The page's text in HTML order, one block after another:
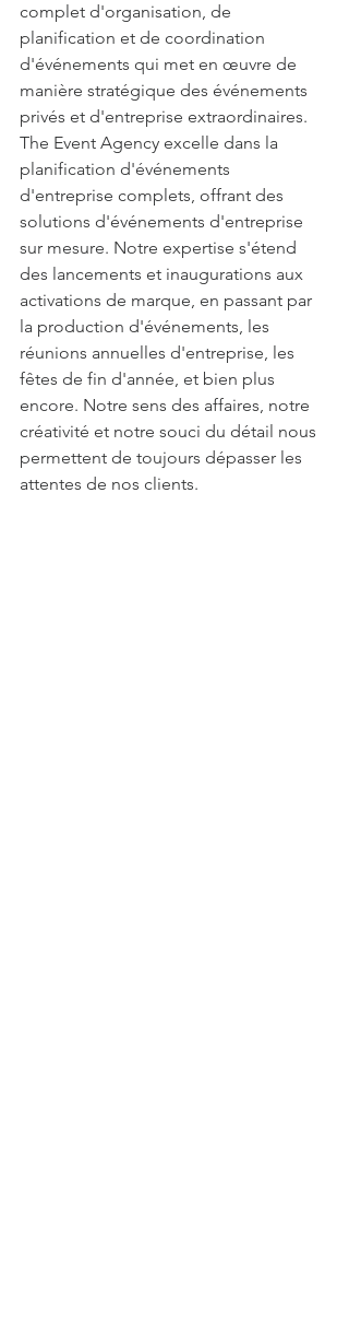
complet d'organisation, de
planification et de coordination
d'événements qui met en œuvre de
manière stratégique des événements
privés et d'entreprise extraordinaires.
The Event Agency excelle dans la
planification d'événements
d'entreprise complets, offrant des
solutions d'événements d'entreprise
sur mesure. Notre expertise s'étend
des lancements et inaugurations aux
activations de marque, en passant par
la production d'événements, les
réunions annuelles d'entreprise, les
fêtes de fin d'année, et bien plus
encore. Notre sens des affaires, notre
créativité et notre souci du détail nous
permettent de toujours dépasser les
attentes de nos clients.